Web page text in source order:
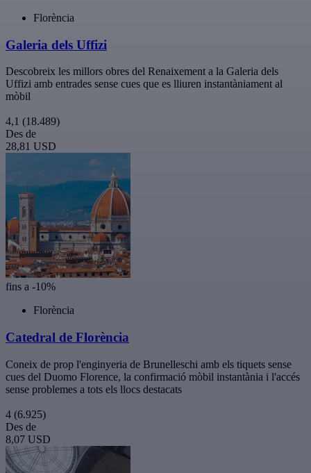
Florència
Galeria dels Uffizi
Descobreix les millors obres del Renaixement a la Galeria dels
Uffizi amb entrades sense cues que es lliuren instantàniament al
mòbil
4,1 (18.489)
Des de
28,81 USD
fins a -10%
Florència
Catedral de Florència
Coneix de prop l'enginyeria de Brunelleschi amb els tiquets sense
cues del Duomo Florence, la confirmació mòbil instantània i l'accés
sense problemes a tots els llocs destacats
4 (6.925)
Des de
8,07 USD